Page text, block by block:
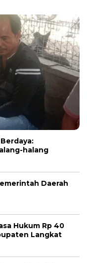
halang
Daerah
Hukum Rp 40
Langkat